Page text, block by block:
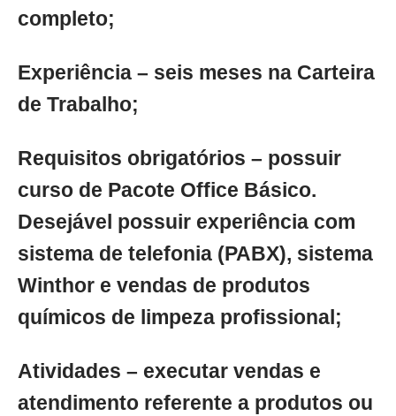
completo;
Experiência – seis meses na Carteira
de Trabalho;
Requisitos obrigatórios – possuir
curso de Pacote Office Básico.
Desejável possuir experiência com
sistema de telefonia (PABX), sistema
Winthor e vendas de produtos
químicos de limpeza profissional;
Atividades – executar vendas e
atendimento referente a produtos ou